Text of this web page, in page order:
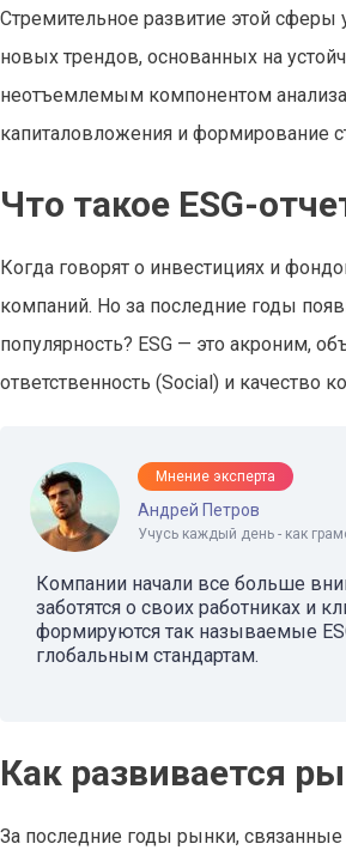
Стремительное развитие этой сферы
новых трендов, основанных на
неотъемлемым компонентом
капиталовложения и формирование
Что такое ESG-
Когда говорят о инвестициях и
компаний. Но за последние годы
популярность? ESG — это акроним,
ответственность (Social) и качество
Мнение эксперта
Андрей Петров
Учусь каждый день - как
Компании начали все больше
заботятся о своих работниках и
формируются так называемые
глобальным стандартам.
Как развивается
За последние годы рынки,